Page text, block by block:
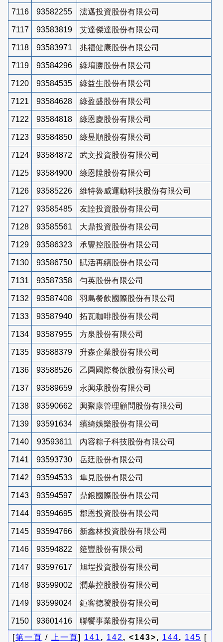
7116 93582255 浤邁投資股份有限公司
7117 93583819 艾達傑達股份有限公司
7118 93583971 兆福健康股份有限公司
7119 93584296 綠堉勝股份有限公司
7120 93584535 綠益生股份有限公司
7121 93584628 綠盈盛股份有限公司
7122 93584818 綠恩慶股份有限公司
7123 93584850 綠昱順股份有限公司
7124 93584872 武文投資股份有限公司
7125 93584900 綠恩陞股份有限公司
7126 93585226 維特魯威運動科技股份有限公司
7127 93585485 友詮投資股份有限公司
7128 93585561 大鼎投資股份有限公司
7129 93586323 承豐控股股份有限公司
7130 93586750 賦活再續股份有限公司
7131 93587358 勻英股份有限公司
7132 93587408 羽島餐飲國際股份有限公司
7133 93587940 拓瓦咖啡股份有限公司
7134 93587955 方泉股份有限公司
7135 93588379 升森企業股份有限公司
7136 93588526 乙圓國際餐飲股份有限公司
7137 93589659 永興承股份有限公司
7138 93590662 興聚康管理顧問股份有限公司
7139 93591634 繽綺娛樂股份有限公司
7140 93593611 內容粽子科技股份有限公司
7141 93593730 岳廷股份有限公司
7142 93594533 隼見股份有限公司
7143 93594597 鼎銀國際股份有限公司
7144 93594695 郡恩投資股份有限公司
7145 93594766 新鑫林投資股份有限公司
7146 93594822 筵豐股份有限公司
7147 93597617 旭埕投資股份有限公司
7148 93599002 潤葉控股股份有限公司
7149 93599024 鉅客德饕股份有限公司
7150 93601416
聯饗事業股份有限公司
[第一頁 / 上一頁] 141 , 142 , <143>, 144, 145 [